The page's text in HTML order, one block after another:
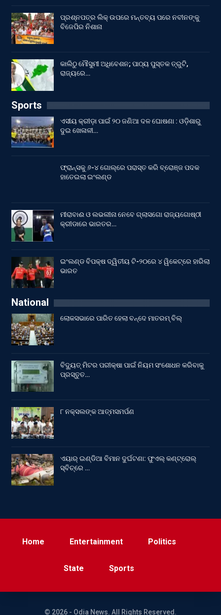
ପ୍ରଶ୍ନପତ୍ର ଲିକ୍ ଉପରେ ମନ୍ତବ୍ୟ ପରେ ନବୀନଙ୍କୁ
ବିଜେପିର ନିଶାନା
କାଲିଠୁ ମୌସୁମୀ ଅଧିବେଶନ; ପାଠ୍ୟ ପୁସ୍ତକ ତ୍ରୁଟି,
ରାଜ୍ୟରେ…
Sports
ଏସୀୟ କ୍ରୀଡ଼ା ପାଇଁ ୨୦ ଜଣିଆ ଦଳ ଘୋଷଣା : ଓଡ଼ିଶାରୁ
ଦୁଇ ଖେଳାଳୀ…
ଫ୍ରାନ୍ସକୁ ୬-୪ ଗୋଲ୍‌ରେ ପରାସ୍ତ କରି ବ୍ରୋଞ୍ଜ ପଦକ
ହାତେଇଲା ଇଂଲଣ୍ଡ
ମୀରାବାଈ ଓ ଲଭଲୀନା ନେବେ ଗ୍ଲାସଗୋ ରାଜ୍ୟଗୋଷ୍ଠୀ
କ୍ରୀଡାରେ ଭାରତର…
ଇଂଲଣ୍ଡ ବିପକ୍ଷ ଦ୍ୱିତୀୟ ଟି-୨୦ରେ ୪ ୱିକେଟ୍‌ରେ ହାରିଲା
ଭାରତ
National
ଲୋକସଭାରେ ପାରିତ ହେଲା ବନ୍ଦେ ମାତରମ୍‌ ବିଲ୍‌
ବିଦ୍ୟୁତ୍ ମିଟର ପରୀକ୍ଷା ପାଇଁ ନିୟମ ସଂଶୋଧନ କରିବାକୁ
ପ୍ରସ୍ତୁତ…
୮ ନକ୍ସଲଙ୍କ ଆତ୍ମସମର୍ପଣ
ଏୟାର୍ ଇଣ୍ଡିଆ ବିମାନ ଦୁର୍ଘଟଣା: ଫୁଏଲ୍‌ କଣ୍ଟ୍ରୋଲ୍‌
ସ୍ବିଚ୍‌ରେ …
Home Entertainment Politics
State Sports
© 2026 - Odia News. All Rights Reserved.